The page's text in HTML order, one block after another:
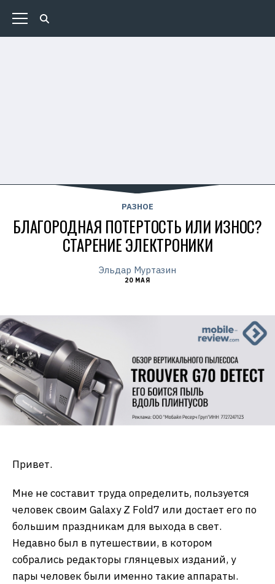
РАЗНОЕ
БЛАГОРОДНАЯ ПОТЕРТОСТЬ ИЛИ ИЗНОС?
СТАРЕНИЕ ЭЛЕКТРОНИКИ
Эльдар Муртазин
20 МАЯ
Привет.
Мне не составит труда определить, пользуется
человек своим Galaxy Z Fold7 или достает его по
большим праздникам для выхода в свет.
Недавно был в путешествии, в котором
собрались редакторы глянцевых изданий, у
пары человек были именно такие аппараты.